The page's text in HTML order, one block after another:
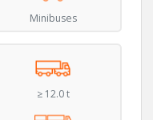
Minibuses
≥ 12.0 t